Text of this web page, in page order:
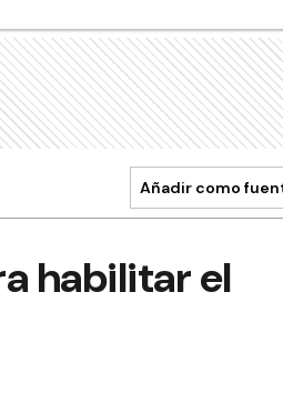
Añadir como
habilitar el